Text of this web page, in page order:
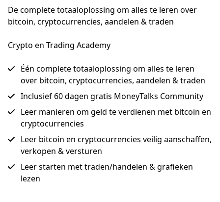
De complete totaaloplossing om alles te leren over
bitcoin, cryptocurrencies, aandelen & traden
Crypto en Trading Academy
Één complete totaaloplossing om alles te leren
over bitcoin, cryptocurrencies, aandelen & traden
Inclusief 60 dagen gratis MoneyTalks Community
Leer manieren om geld te verdienen met bitcoin en
cryptocurrencies
Leer bitcoin en cryptocurrencies veilig aanschaffen,
verkopen & versturen
Leer starten met traden/handelen & grafieken
lezen